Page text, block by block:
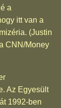
a
itt van a
(Justin
CNN/Money
Az Egyesült
1992-ben